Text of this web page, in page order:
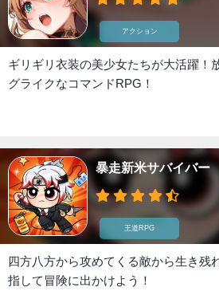
アクション
ギリギリ衣装の美少女たちが大活躍！
グライクなコマンドRPG！
暴走新米サバイバー
王道RPG
四方八方から攻めてくる敵から生き残
指して冒険に出かけよう！